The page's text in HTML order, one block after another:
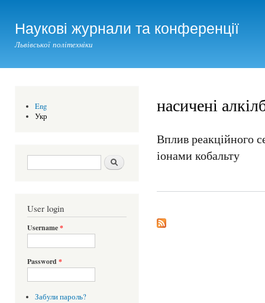
Наукові журнали та конференції
Львівської політехніки
Eng
Укр
Search form Шукати
User login
Username*
Password *
Забули пароль?
насичені
Вплив реакційного
іонами кобальту